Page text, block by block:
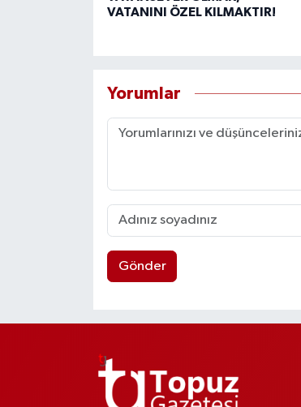
VATANINI ÖZEL KILMAKTIR!
Yorumlar
Gönder